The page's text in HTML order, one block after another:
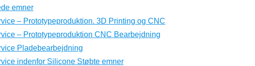
emner
– Prototypeproduktion. 3D Printing og CNC
– Prototypeproduktion CNC Bearbejdning
Pladebearbejdning
indenfor Silicone Støbte emner